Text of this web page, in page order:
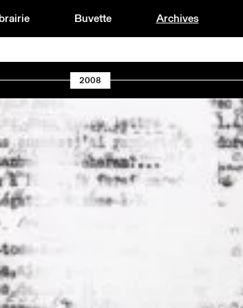
Buvette Archives
2008